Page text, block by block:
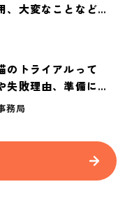
、大変なことなど紹
のトライアルって
失敗理由、準備に必
務局